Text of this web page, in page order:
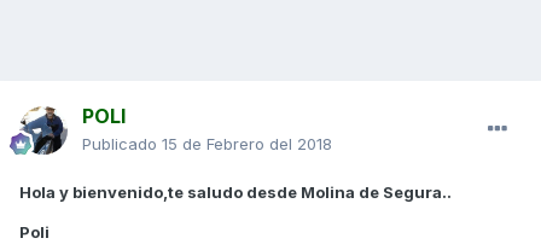
POLI
Publicado 15 de Febrero del 2018
Hola y bienvenido,te saludo desde Molina de Segura..
Poli